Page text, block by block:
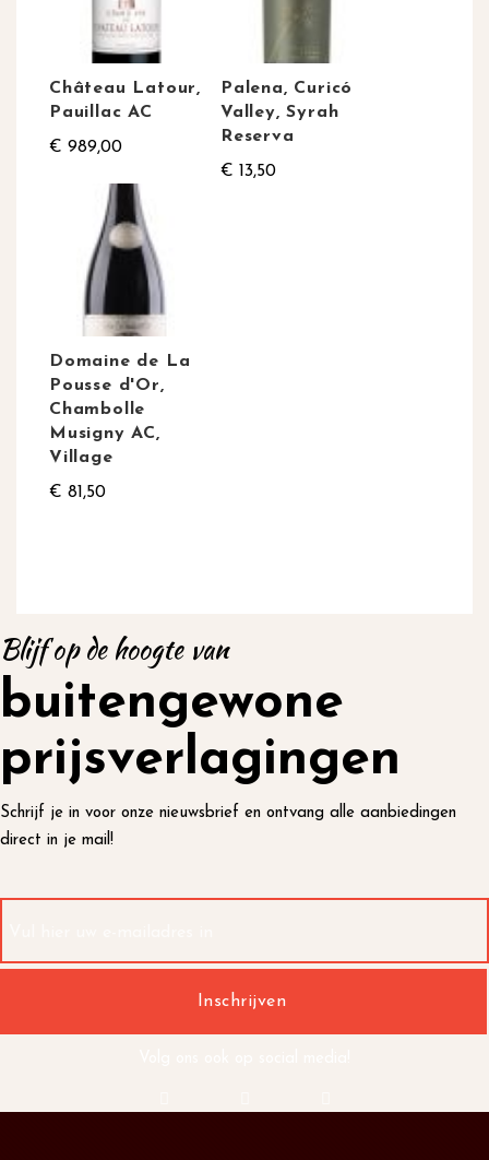
Château Latour,
Pauillac AC
€ 989,00
Palena, Curicó
Valley, Syrah
Reserva
€ 13,50
Domaine de La
Pousse d'Or,
Chambolle
Musigny AC,
Village
€ 81,50
Blijf op de hoogte van
buitengewone
prijsverlagingen
Schrijf je in voor onze nieuwsbrief en ontvang alle aanbiedingen
direct in je mail!